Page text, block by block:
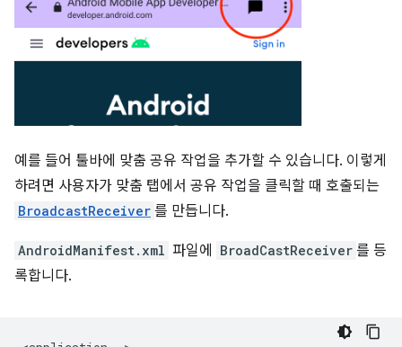
예를 들어 툴바에 맞춤 공유 작업을 추가할 수 있습니다. 이렇게
하려면 사용자가 맞춤 탭에서 공유 작업을 클릭할 때 호출되는
BroadcastReceiver 를 만듭니다.
AndroidManifest.xml 파일에 BroadCastReceiver 를 등
록합니다.